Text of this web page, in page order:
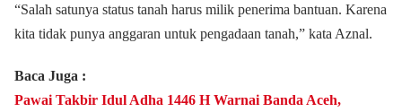
“Salah satunya status tanah harus milik penerima bantuan. Karena
kita tidak punya anggaran untuk pengadaan tanah,” kata Aznal.
Baca Juga :
Pawai Takbir Idul Adha 1446 H Warnai Banda Aceh,